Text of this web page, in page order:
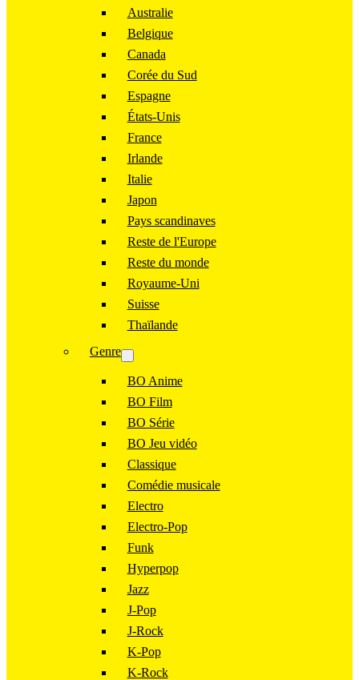
Australie
Belgique
Canada
Corée du Sud
Espagne
États-Unis
France
Irlande
Italie
Japon
Pays scandinaves
Reste de l'Europe
Reste du monde
Royaume-Uni
Suisse
Thaïlande
Genre
BO Anime
BO Film
BO Série
BO Jeu vidéo
Classique
Comédie musicale
Electro
Electro-Pop
Funk
Hyperpop
Jazz
J-Pop
J-Rock
K-Pop
K-Rock